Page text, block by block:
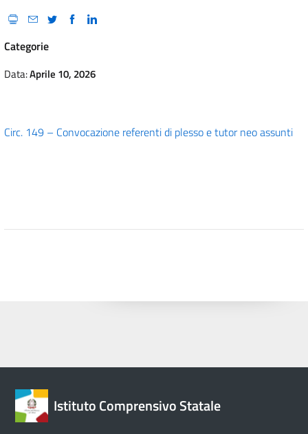
Categorie
Data:Aprile 10, 2026
Circ. 149 – Convocazione referenti di plesso e tutor neo assunti
Istituto Comprensivo Statale